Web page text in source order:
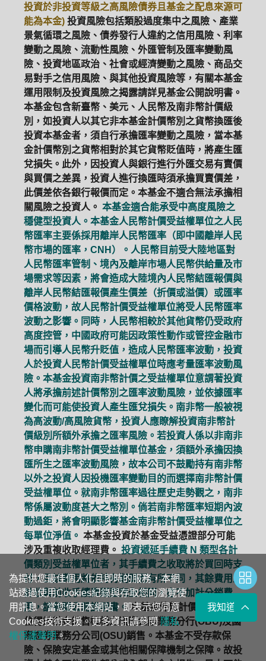
投資於非投資等級之高風險債券且基金之配息來源可
能為本金) 投資風險包括類股過度集中之風險、產業
景氣循環之風險、債券發行人違約之信用風險、利率
變動之風險、流動性風險、外匯管制及匯率變動風
險、投資地區政治、社會或經濟變動之風險、商品交
易對手之信用風險、與其他投資風險等，有關本基金
運用限制及投資風險之揭露請詳見基金公開說明書。
本基金包含新臺幣、美元、人民幣及南非幣計價級
別，如投資人以其它非本基金計價幣別之貨幣換匯後
投資本基金者，須自行承擔匯率變動之風險，當本基
金計價幣別之貨幣相對於其它貨幣貶值時，將產生匯
兌損失。此外，因投資人與銀行進行外匯交易有賣價
與買價之差異，投資人進行換匯時須承擔買賣價差，
此價差依各銀行報價而定。本基金不適合無法承擔相
關風險之投資人。 本基金適合能承受中高度風險之
穩健型投資人。本基金人民幣計價受益權單位之人民
幣匯率主要係採用離岸人民幣匯率（即中國離岸人民
幣市場的匯率，CNH）。人民幣目前受大陸地區對
人民幣匯率管制、境內及離岸市場人民幣供給量及市
場需求等因素，將會造成大陸境內人民幣結匯報價與
離岸人民幣結匯報價產生價差（折價或溢價）或匯率
價格波動，故人民幣計價受益權單位將受人民幣匯率
波動之影響。同時，人民幣相較於其他貨幣仍受政府
高度控管，中國政府可能因政策性動作或管控金融市
場而引導人民幣升貶值，造成人民幣匯率波動，投資
人於投資人民幣計價受益權單位時應考量匯率波動風
險。本基金投資南非幣計價之受益權單位意謂著投資
人將承擔前述計價幣別之匯率波動風險，並依據匯率
變化而可能使投資人產生匯兌損失。南非幣一般被視
為高波動/高風險貨幣，投資人應瞭解投資南非幣計
價級別所額外承擔之匯率風險。若投資人係以非南非
幣申購南非幣計價受益權單位基金，須額外承擔因換
匯所生之匯率波動風險，故本公司不鼓勵持有南非幣
以外之投資人因投機匯率變動目的而選擇南非幣計價
受益權單位。就南非幣匯率過往歷史走勢觀之，南非
幣係屬波動度甚大之幣別。倘若南非幣匯率短期內波
動過鉅，將會明顯影響基金南非幣計價受益權單位之
每單位淨值。 本基金投資於基金受益憑證部分可能
涉及重複收取經理費。 投資遞延手續費 N 類型各計
價類別受益權單位者，其手續費之收取將於買回時支
付，且該費用將依持有期間而有所不同，其餘費用之
計收與前收手續費類型完全相同，亦不加計分銷費
用，請參閱公開說明書。 本基金外幣計價受益權單
位得於基金銷售機構之國際金融業務分行(OBU)及國
際證券業務分公司(OSU)銷售。本基金不受存款保
險、保險安定基金或其他相關保障機制之保障。故投
為提供您最佳個人化且即時的服務，本網
站透過使用Cookies紀錄與存取您的瀏覽使
用訊息。當您使用本網站，即表示您同意
Cookies技術支援。更多資訊請參閱隱私
權保護聲明。
我知道了